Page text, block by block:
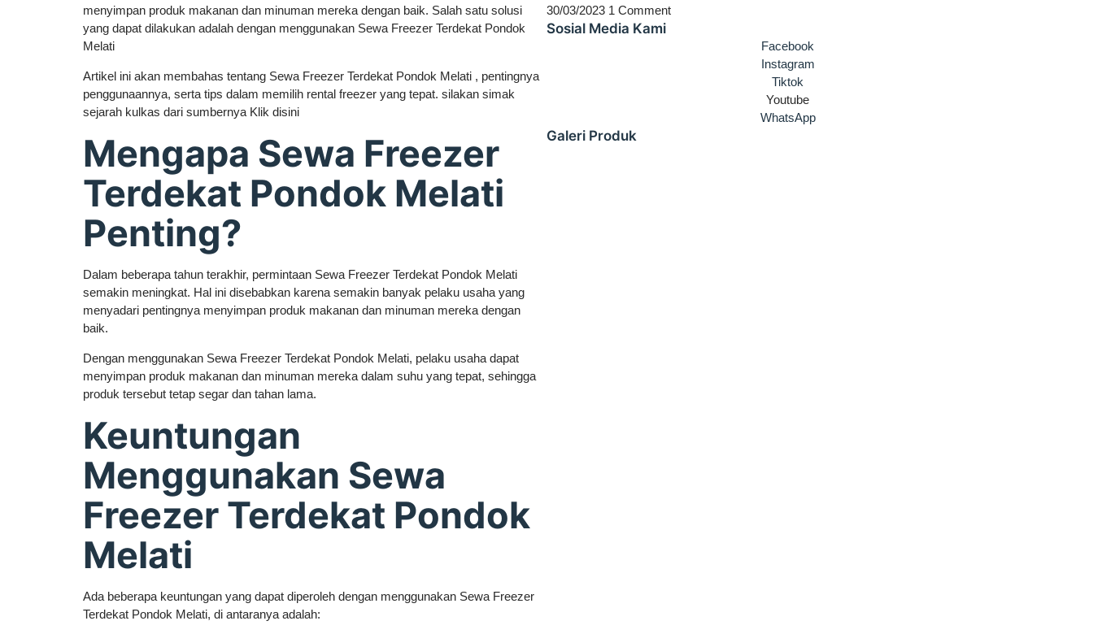
menyimpan produk makanan dan minuman mereka dengan baik. Salah satu solusi
yang dapat dilakukan adalah dengan menggunakan Sewa Freezer Terdekat Pondok
Melati
Artikel ini akan membahas tentang Sewa Freezer Terdekat Pondok Melati , pentingnya
penggunaannya, serta tips dalam memilih rental freezer yang tepat. silakan simak
sejarah kulkas dari sumbernya Klik disini
Mengapa Sewa Freezer
Terdekat Pondok Melati
Penting?
Dalam beberapa tahun terakhir, permintaan Sewa Freezer Terdekat Pondok Melati
semakin meningkat. Hal ini disebabkan karena semakin banyak pelaku usaha yang
menyadari pentingnya menyimpan produk makanan dan minuman mereka dengan
baik.
Dengan menggunakan Sewa Freezer Terdekat Pondok Melati, pelaku usaha dapat
menyimpan produk makanan dan minuman mereka dalam suhu yang tepat, sehingga
produk tersebut tetap segar dan tahan lama.
Keuntungan
Menggunakan Sewa
Freezer Terdekat Pondok
Melati
Ada beberapa keuntungan yang dapat diperoleh dengan menggunakan Sewa Freezer
Terdekat Pondok Melati, di antaranya adalah:
30/03/2023 1 Comment
Sosial Media Kami
Facebook
Instagram
Tiktok
Youtube
WhatsApp
Galeri Produk